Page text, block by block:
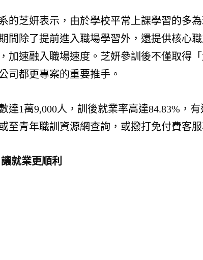
的芝妍表示，由於學校平常上課學習的多
間除了提前進入職場學習外，還提供核心
加速融入職場速度。芝妍參訓後不僅取得
司都更專案的重要推手。
達1萬9,000人，訓後就業率高達84.83%，
至青年職訓資源網查詢，或撥打免付費客服
就業更順利